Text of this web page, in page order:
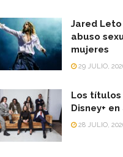
Jared
abuso
mujeres
29 JULIO,
Los
Disney+
28 JULIO,